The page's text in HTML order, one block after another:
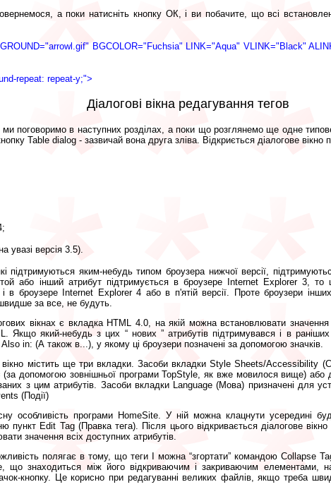
а поки натисніть кнопку ОК, і ви побачите, що всі
BGCOLOR="Fuchsia" LINK="Aqua" VLINK="Black"
repeat: repeat-y;">
Діалогові вікна редагування тегов
поговоримо в наступних розділах, а поки що розглянемо ще одне
Table dialog - зазвичай вона друга зліва. Відкриється діалогове вікно
увазі версія 3.5).
підтримуються яким-небудь типом броузера нижчої версії,
або інший атрибут підтримується в броузере Internet Explorer 3,
в броузере Internet Explorer 4 або в п'ятій версії. Проте броузери
за все, не будуть.
вікнах є вкладка HTML 4.0, на якій можна встановлювати
Якщо який-небудь з цих “ нових ” атрибутів підтримувався і в
in: (А також в...), у якому ці броузери позначені за допомогою значків.
містить ще три вкладки. Засоби вкладки Style Sheets/Accessibility
(за допомогою зовнішньої програми TopStyle, як вже мовилося вище) або
з цим атрибутів. Засоби вкладки Language (Мова) призначені для
(Події)
особливість програми HomeSite. У ній можна клацнути усередині
пункт Edit Tag (Правка тега). Після цього відкривається діалогове
значення всіх доступних атрибутів.
полягає в тому, що теги І можна “згортати” командою Collapse
що знаходиться між його відкриваючим і закриваючим елементами,
кнопку. Це корисно при редагуванні великих файлів, якщо треба